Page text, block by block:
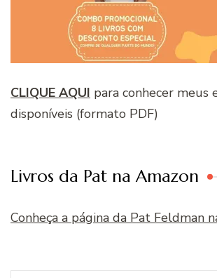
CLIQUE AQUI para conhecer meus
disponíveis (formato PDF)
Livros da Pat na Amazon
Conheça a página da Pat Feldman